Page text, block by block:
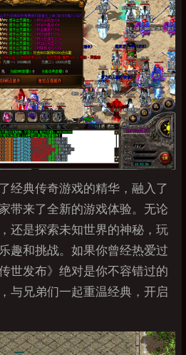
经典传奇游戏的精华，融入了
带来了全新的游戏体验。无论
还是探索未知世界的神秘，玩
趣和挑战。如果你曾经热爱过
世发布》绝对是你不容错过的
与兄弟们一起重温经典，开启